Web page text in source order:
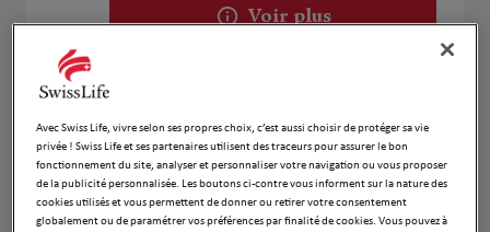
Voir plus
7.19 km
290 Route de Ruy
38110 Cessieu
Fermé actuellement
Numéro
Avec Swiss Life, vivre selon ses propres choix, c’est aussi choisir de protéger sa vie
privée ! Swiss Life et ses partenaires utilisent des traceurs pour assurer le bon
fonctionnement du site, analyser et personnaliser votre navigation ou vous proposer
de la publicité personnalisée. Les boutons ci-contre vous informent sur la nature des
cookies utilisés et vous permettent de donner ou retirer votre consentement
globalement ou de paramétrer vos préférences par finalité de cookies. Vous pouvez à